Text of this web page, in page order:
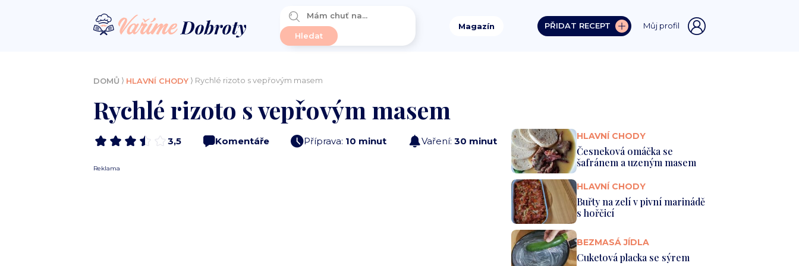
Magazín PŘIDAT RECEPT Můj profil
DOMŮ ⟩ HLAVNÍ CHODY⟩ Rychlé rizoto s vepřovým masem
Rychlé rizoto s vepřovým masem
3,5 Komentáře Příprava: 10 minut Vaření: 30 minut
Reklama
HLAVNÍ CHODY
Česneková omáčka se
šafránem a uzeným masem
HLAVNÍ CHODY
Buřty na zelí v pivní marinádě
s hořčicí
BEZMASÁ JÍDLA
Cuketová placka se sýrem